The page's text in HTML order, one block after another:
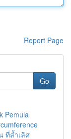
Report Page
Go
Pemula
ที่ล้ำเลิศ